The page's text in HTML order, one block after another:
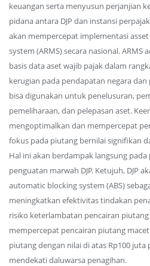
keuangan serta menyusun perjanjian
pidana antara DJP dan instansi
akan mempercepat implementasi
system (ARMS) secara nasional. ARMS
basis data aset wajib pajak dalam
kerugian pada pendapatan negara dan
bisa digunakan untuk penelusuran,
pemeliharaan, dan pelepasan aset.
mengoptimalkan dan mempercepat
fokus pada piutang bernilai signifikan
Hal ini akan berdampak langsung
penguatan marwah DJP. Ketujuh, DJP
automatic blocking system (ABS)
meningkatkan efektivitas tindakan
risiko keterlambatan pencairan piutang
mempercepat pencairan piutang
piutang dengan nilai di atas Rp100
mendekati daluwarsa penagihan.